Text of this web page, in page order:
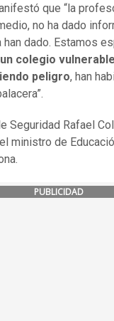
que “la
no ha dado
dado. Estamos
colegio
peligro, han
Seguridad Rafael
ministro de
PUBLICIDAD